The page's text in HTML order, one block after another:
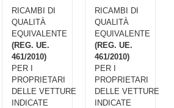
RICAMBI DI
QUALITÀ
EQUIVALENTE
(REG. UE.
461/2010)
PER I
PROPRIETARI
DELLE VETTURE
INDICATE
RICAMBI DI
QUALITÀ
EQUIVALENTE
(REG. UE.
461/2010)
PER I
PROPRIETARI
DELLE VETTURE
INDICATE